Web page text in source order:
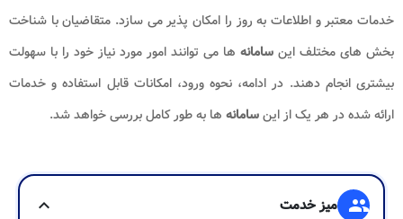
خدمات معتبر و اطلاعات به روز را امکان پذیر می سازد. متقاضیان با شناخت
بخش های مختلف این سامانه ها می توانند امور مورد نیاز خود را با سهولت
بیشتری انجام دهند. در ادامه، نحوه ورود، امکانات قابل استفاده و خدمات
ارائه شده در هر یک از اینسامانه ها به طور کامل بررسی خواهد شد.
group میز خدمت
expand_more